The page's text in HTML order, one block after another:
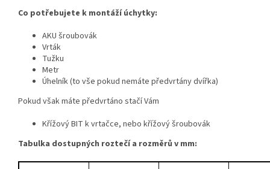
Co potřebujete k montáží úchytky:
AKU šroubovák
Vrták
Tužku
Metr
Úhelník (to vše pokud nemáte předvrtány dvířka)
Pokud však máte předvrtáno stačí Vám
Křížový BIT k vrtačce, nebo křížový šroubovák
Tabulka dostupných roztečí a rozměrů v mm: